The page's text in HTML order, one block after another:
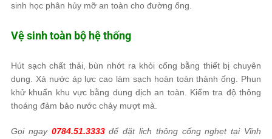
sinh học phân hủy mỡ an toàn cho đường ống.
Vệ sinh toàn bộ hệ thống
Hút sạch chất thải, bùn nhớt ra khỏi cống bằng thiết bị chuyên
dụng. Xả nước áp lực cao làm sạch hoàn toàn thành ống. Phun
khử khuẩn khu vực bằng dung dịch an toàn. Kiểm tra độ thông
thoáng đảm bảo nước chảy mượt mà.
Gọi ngay 0784.51.3333để đặt lịch thông cống nghẹt tại Vĩnh